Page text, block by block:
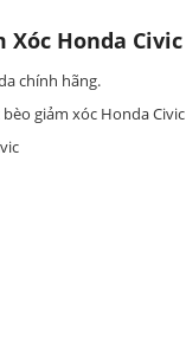
Xóc Honda Civic
chính hãng.
giảm xóc Honda Civic